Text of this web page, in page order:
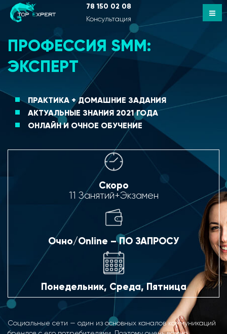
78 150 02 08
Консультация
ПРОФЕССИЯ SMM:
ЭКСПЕРТ
ПРАКТИКА + ДОМАШНИЕ ЗАДАНИЯ
АКТУАЛЬНЫЕ ЗНАНИЯ 2021 ГОДА
ОНЛАЙН И ОЧНОЕ ОБУЧЕНИЕ
Скоро
11 Занятий+Экзамен
Очно/Online – ПО ЗАПРОСУ
Понедельник, Среда, Пятница
Социальные сети — один из основных каналов коммуникаций